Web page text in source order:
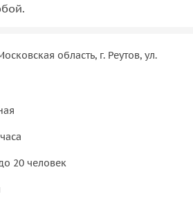
область, г. Реутов, ул.
20 человек